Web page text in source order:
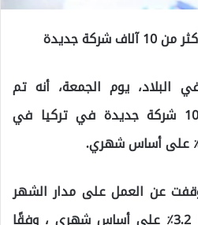
جديدة
البلاد، يوم الجمعة، أنه تم
تأسيس ما مجموعه 10192 شركة جديدة في تركيا في
عن العمل على مدار الشهر